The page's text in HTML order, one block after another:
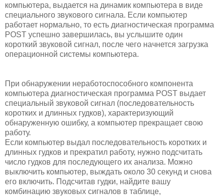
компьютера, выдается на динамик компьютера в виде
специального звукового сигнала. Если компьютер
работает нормально, то есть диагностическая программа
POST успешно завершилась, вы услышите один
короткий звуковой сигнал, после чего начнется загрузка
операционной системы компьютера.
При обнаружении неработоспособного компонента
компьютера диагностическая программа POST выдает
специальный звуковой сигнал (последовательность
коротких и длинных гудков), характеризующий
обнаруженную ошибку, а компьютер прекращает свою
работу.
Если компьютер выдал последовательность коротких и
длинных гудков и прекратил работу, нужно подсчитать
число гудков для последующего их анализа. Можно
выключить компьютер, выждать около 30 секунд и снова
его включить. Подсчитав гудки, найдите вашу
комбинацию звуковых сигналов в таблице,